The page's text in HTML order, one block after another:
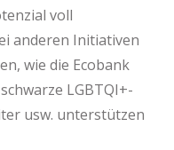
voll
anderen Initiativen
wie die Ecobank
LGBTQI+-
usw. unterstützen